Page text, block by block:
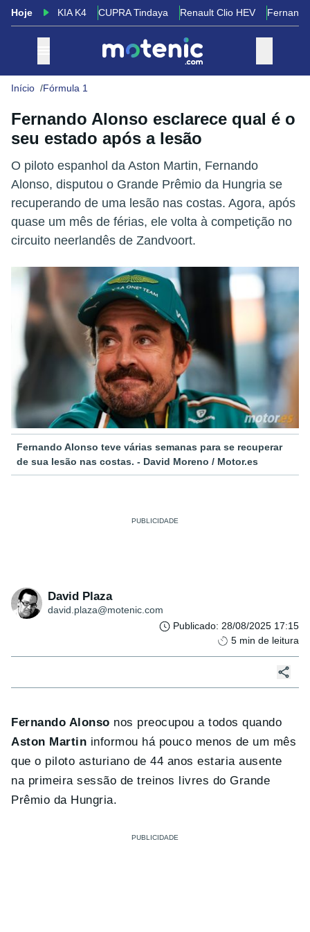
Hoje KIA K4 CUPRA Tindaya Renault Clio HEV
Início Fórmula 1
Fernando Alonso esclarece qual é o
seu estado após a lesão
O piloto espanhol da Aston Martin, Fernando
Alonso, disputou o Grande Prêmio da Hungria se
recuperando de uma lesão nas costas. Agora, após
quase um mês de férias, ele volta à competição no
circuito neerlandês de Zandvoort.
Fernando Alonso teve várias semanas para se recuperar
de sua lesão nas costas. - David Moreno / Motor.es
David Plaza
david.plaza@motenic.com
Publicado: 28/08/2025 17:15
5 min de leitura
Fernando Alonso nos preocupou a todos quando
Aston Martin informou há pouco menos de um mês
que o piloto asturiano de 44 anos estaria ausente
na primeira sessão de treinos livres do Grande
Prêmio da Hungria.